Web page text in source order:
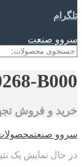
تلگرام
سروو صنعت
جستجو
B000
خرید و فروش
سروو صنعت
در حال نمایش یک